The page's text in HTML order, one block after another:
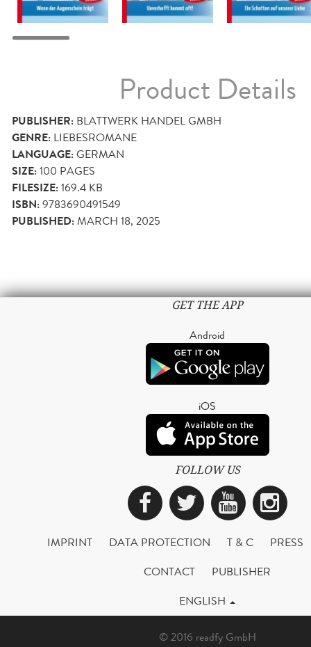
Product Details
PUBLISHER: BLATTWERK HANDEL GMBH
GENRE: LIEBESROMANE
LANGUAGE:GERMAN
SIZE:100 PAGES
FILESIZE:169.4 KB
ISBN:9783690491549
PUBLISHED:MARCH 18, 2025
GET THE APP
Android
iOS
FOLLOW US
Facebook
Twitter
IMPRINT DATA PROTECTION T & C
PRESS
CONTACT
PUBLISHER
ENGLISH
© 2016 readfy GmbH